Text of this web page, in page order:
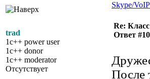
Skype/VoIP
trad
1c++ power user
1c++ donor
1c++ moderator
Отсутствует
Re:
Ответ
После